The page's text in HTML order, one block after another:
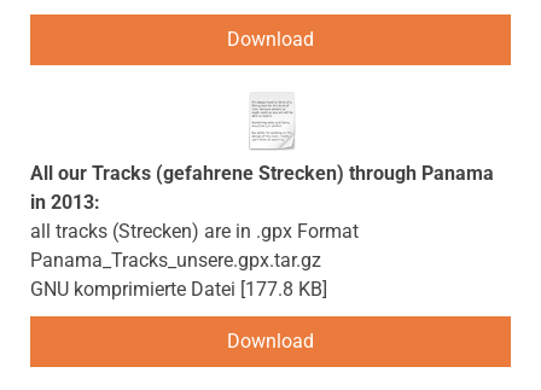
Download
All our Tracks (gefahrene Strecken) through Panama
in 2013:
all tracks (Strecken) are in .gpx Format
Panama_Tracks_unsere.gpx.tar.gz
GNU komprimierte Datei 177.8 KB
Download